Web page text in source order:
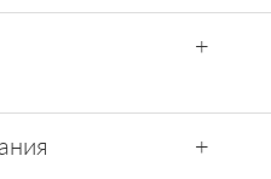
+
+